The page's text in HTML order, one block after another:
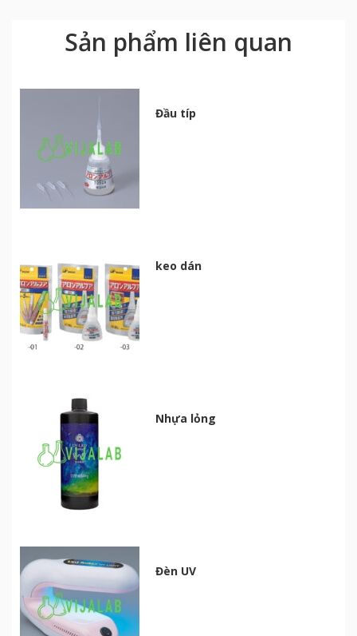
Sản phẩm liên quan
Đầu típ
keo dán
Nhựa lỏng
Đèn UV